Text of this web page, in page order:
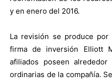
y en enero del 2016.
La revisión se produce
firma de inversión Elliott
afiliados poseen
ordinarias de la compañía.